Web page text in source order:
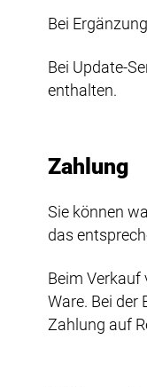
Bei
Bei Update-
enthalten.
Zahlung
Sie können
das
Beim Verkauf
Ware. Bei der
Zahlung auf